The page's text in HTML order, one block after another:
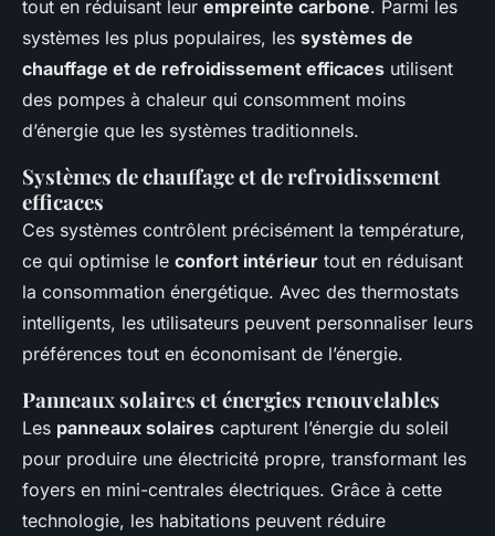
tout en réduisant leur empreinte carbone. Parmi les
systèmes les plus populaires, les systèmes de
chauffage et de refroidissement efficaces utilisent
des pompes à chaleur qui consomment moins
d’énergie que les systèmes traditionnels.
Systèmes de chauffage et de refroidissement
efficaces
Ces systèmes contrôlent précisément la température,
ce qui optimise le confort intérieur tout en réduisant
la consommation énergétique. Avec des thermostats
intelligents, les utilisateurs peuvent personnaliser leurs
préférences tout en économisant de l’énergie.
Panneaux solaires et énergies renouvelables
Les panneaux solaires capturent l’énergie du soleil
pour produire une électricité propre, transformant les
foyers en mini-centrales électriques. Grâce à cette
technologie, les habitations peuvent réduire